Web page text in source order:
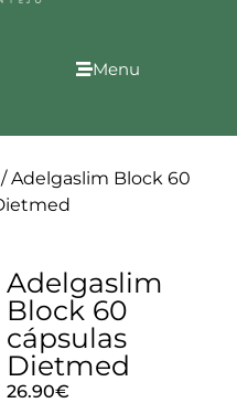
Menu
/ Adelgaslim Block 60
Adelgaslim
Block 60
cápsulas
Dietmed
26.90€